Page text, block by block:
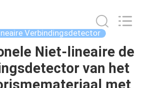
Verbindingsdetector
Niet-lineaire de
van het
met